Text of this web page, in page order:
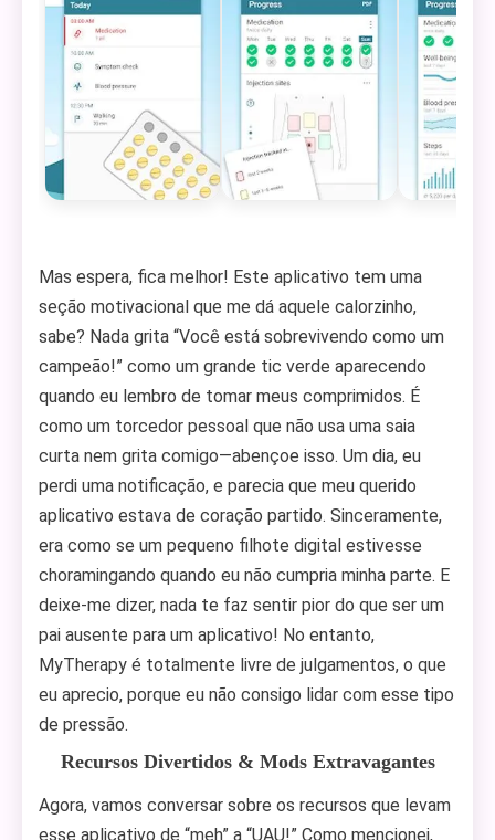
Mas espera, fica melhor! Este aplicativo tem uma
seção motivacional que me dá aquele calorzinho,
sabe? Nada grita “Você está sobrevivendo como um
campeão!” como um grande tic verde aparecendo
quando eu lembro de tomar meus comprimidos. É
como um torcedor pessoal que não usa uma saia
curta nem grita comigo—abençoe isso. Um dia, eu
perdi uma notificação, e parecia que meu querido
aplicativo estava de coração partido. Sinceramente,
era como se um pequeno filhote digital estivesse
choramingando quando eu não cumpria minha parte. E
deixe-me dizer, nada te faz sentir pior do que ser um
pai ausente para um aplicativo! No entanto,
MyTherapy é totalmente livre de julgamentos, o que
eu aprecio, porque eu não consigo lidar com esse tipo
de pressão.
Recursos Divertidos & Mods Extravagantes
Agora, vamos conversar sobre os recursos que levam
esse aplicativo de “meh” a “UAU!” Como mencionei,